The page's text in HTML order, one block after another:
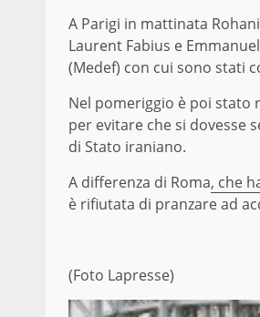
A Parigi in mattinata
Laurent Fabius e
(Medef) con cui sono stati
Nel pomeriggio è poi stato
per evitare che si dovesse
di Stato iraniano.
A differenza di Roma, che
è rifiutata di pranzare ad
(Foto Lapresse)